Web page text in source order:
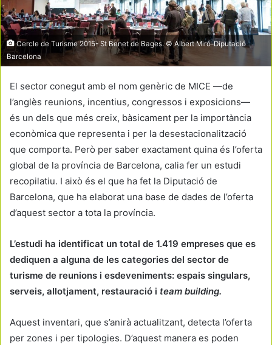
Cercle de Turisme 2015- St Benet de Bages. © Albert Miró-Diputació
Barcelona
El sector conegut amb el nom genèric de MICE —de
l’anglès reunions, incentius, congressos i exposicions—
és un dels que més creix, bàsicament per la importància
econòmica que representa i per la desestacionalització
que comporta. Però per saber exactament quina és l’oferta
global de la província de Barcelona, calia fer un estudi
recopilatiu. I això és el que ha fet la Diputació de
Barcelona, que ha elaborat una base de dades de l’oferta
d’aquest sector a tota la província.
L’estudi ha identificat un total de 1.419 empreses que es
dediquen a alguna de les categories del sector de
turisme de reunions i esdeveniments: espais singulars,
serveis, allotjament, restauració i team building.
Aquest inventari, que s’anirà actualitzant, detecta l’oferta
per zones i per tipologies. D’aquest manera es poden